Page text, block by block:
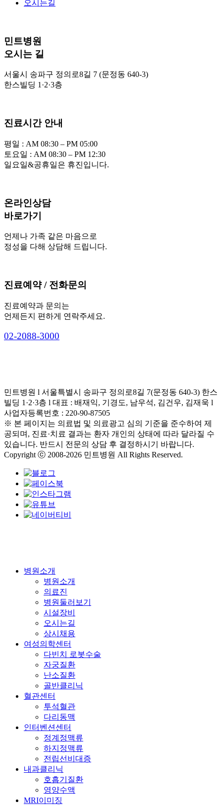
오시는길
민트병원
오시는 길
서울시 송파구 정의로8길 7 (문정동 640-3)
한스빌딩 1·2·3층
진료시간 안내
평일 : AM 08:30 – PM 05:00
토요일 : AM 08:30 – PM 12:30
일요일&공휴일은 휴진입니다.
온라인상담
바로가기
언제나 가족 같은 마음으로
정성을 다해 상담해 드립니다.
진료예약 / 전화문의
진료예약과 문의는
언제든지 편하게 연락주세요.
02-2088-3000
민트병원 l 서울특별시 송파구 정의로8길 7(문정동 640-3) 한스
빌딩 1·2·3층 l 대표 : 배재익, 기경도, 남우석, 김건우, 김재욱 l
사업자등록번호 : 220-90-87505
※ 본 페이지는 의료법 및 의료광고 심의 기준을 준수하여 제
공되며, 진료·치료 결과는 환자 개인의 상태에 따라 달라질 수
있습니다. 반드시 전문의 상담 후 결정하시기 바랍니다.
Copyright ⓒ 2008-2026 민트병원 All Rights Reserved.
Close
병원소개
병원소개
의료진
병원둘러보기
시설장비
오시는길
상시채용
여성의학센터
다빈치 로봇수술
자궁질환
난소질환
골반클리닉
혈관센터
투석혈관
다리동맥
인터벤션센터
정계정맥류
하지정맥류
전립선비대증
내과클리닉
호흡기질환
영양수액
MRI이미징